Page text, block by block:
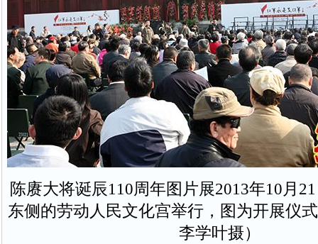
陈赓大将诞辰110周年图片展2013年10月
东侧的劳动人民文化宫举行，图为开展仪
李学叶摄）